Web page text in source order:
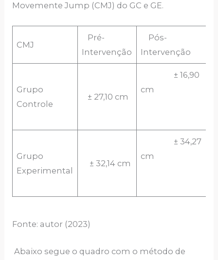
Movemente Jump (CMJ) do GC e GE.
CMJ
Pré-
Intervenção
Pós-
Intervenção
Grupo
Controle
± 27,10 cm
± 16,90
cm
Grupo
Experimental
± 32,14 cm
± 34,27
cm
Fonte: autor (2023)
Abaixo segue o quadro com o método de